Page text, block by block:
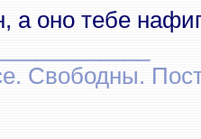
а оно тебе
Свободны.